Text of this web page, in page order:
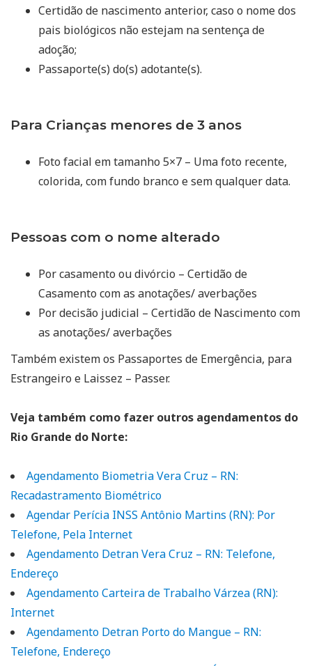
Certidão de nascimento anterior, caso o nome dos
pais biológicos não estejam na sentença de
adoção;
Passaporte(s) do(s) adotante(s).
Para Crianças menores de 3 anos
Foto facial em tamanho 5×7 – Uma foto recente,
colorida, com fundo branco e sem qualquer data.
Pessoas com o nome alterado
Por casamento ou divórcio – Certidão de
Casamento com as anotações/ averbações
Por decisão judicial – Certidão de Nascimento com
as anotações/ averbações
Também existem os Passaportes de Emergência, para
Estrangeiro e Laissez – Passer.
Veja também como fazer outros agendamentos do
Rio Grande do Norte:
Agendamento Biometria Vera Cruz – RN:
Recadastramento Biométrico
Agendar Perícia INSS Antônio Martins (RN): Por
Telefone, Pela Internet
Agendamento Detran Vera Cruz – RN: Telefone,
Endereço
Agendamento Carteira de Trabalho Várzea (RN):
Internet
Agendamento Detran Porto do Mangue – RN:
Telefone, Endereço